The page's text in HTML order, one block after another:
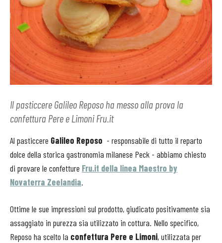
Il pasticcere Galileo Reposo ha messo alla prova la
confettura Pere e Limoni Fru.it
Al pasticcere Galileo Reposo - responsabile di tutto il reparto
dolce della storica gastronomia milanese Peck - abbiamo chiesto
di provare le confetture Fru.it della linea Maestro by
Novaterra Zeelandia.
Ottime le sue impressioni sul prodotto, giudicato positivamente sia
assaggiato in purezza sia utilizzato in cottura. Nello specifico,
Reposo ha scelto la confettura Pere e Limoni, utilizzata per